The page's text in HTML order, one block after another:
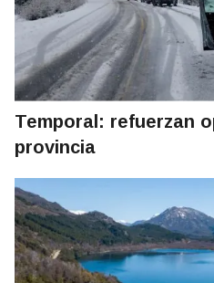
Temporal: refuerzan
provincia